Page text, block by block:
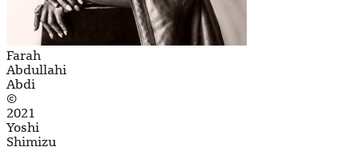
Farah
Abdullahi
Abdi
©
2021
Yoshi
Shimizu